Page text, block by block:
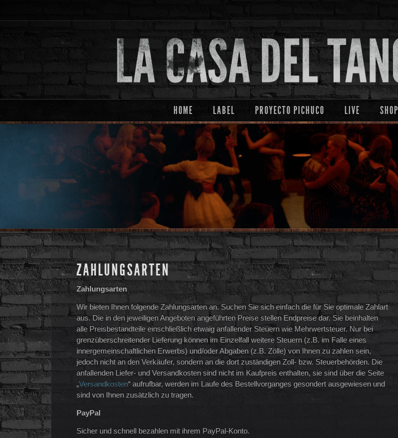
HOME LABEL PROYECTO PICHUCO LIVE SHOP
ZAHLUNGSARTEN
Zahlungsarten
Wir bieten Ihnen folgende Zahlungsarten an. Suchen Sie sich einfach die für Sie optimale Zahlart
aus. Die in den jeweiligen Angeboten angeführten Preise stellen Endpreise dar. Sie beinhalten
alle Preisbestandteile einschließlich etwaig anfallender Steuern wie Mehrwertsteuer. Nur bei
grenzüberschreitender Lieferung können im Einzelfall weitere Steuern (z.B. im Falle eines
innergemeinschaftlichen Erwerbs) und/oder Abgaben (z.B. Zölle) von Ihnen zu zahlen sein,
jedoch nicht an den Verkäufer, sondern an die dort zuständigen Zoll- bzw. Steuerbehörden. Die
anfallenden Liefer- und Versandkosten sind nicht im Kaufpreis enthalten, sie sind über die Seite
„Versandkosten“ aufrufbar, werden im Laufe des Bestellvorganges gesondert ausgewiesen und
sind von Ihnen zusätzlich zu tragen.
PayPal
Sicher und schnell bezahlen mit ihrem PayPal-Konto.